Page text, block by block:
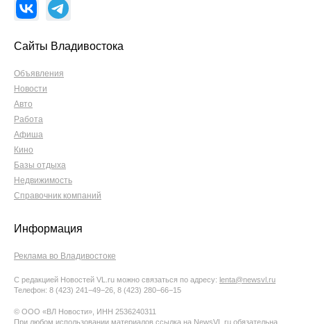
Сайты Владивостока
Объявления
Новости
Авто
Работа
Афиша
Кино
Базы отдыха
Недвижимость
Справочник компаний
Информация
Реклама во Владивостоке
С редакцией Новостей VL.ru можно связаться по адресу: lenta@newsvl.ru
Телефон: 8 (423) 241−49−26, 8 (423) 280−66−15
© ООО «ВЛ Новости», ИНН 2536240311
При любом использовании материалов ссылка на NewsVL.ru обязательна.